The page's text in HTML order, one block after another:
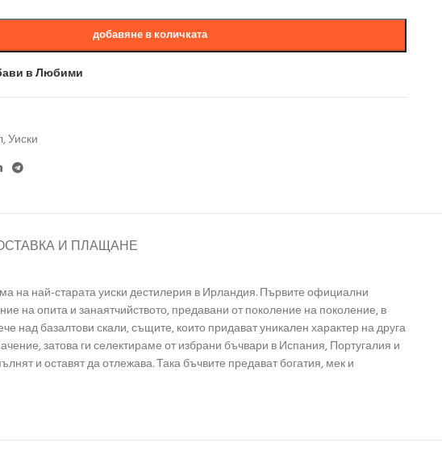
добавяне в количката
в Любими
,Уиски
И ПЛАЩАНЕ
на най-старата уиски дестилерия в Ирландия. Първите официални
на опита и занаятчийството, предавани от поколение на поколение, в
над базалтови скали, същите, които придават уникален характер на друга
затова ги селектираме от избрани бъчвари в Испания, Португалия и
и оставят да отлежава. Така бъчвите предават богатия, мек и